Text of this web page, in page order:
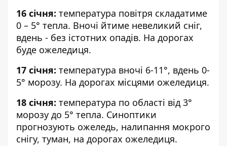
16 січня: температура повітря складатиме
0 – 5° тепла. Вночі йтиме невеликий сніг,
вдень - без істотних опадів. На дорогах
буде ожеледиця.
17 січня: температура вночі 6-11°, вдень 0-
5° морозу. На дорогах місцями ожеледиця.
18 січня: температура по області від 3°
морозу до 5° тепла. Синоптики
прогнозують ожеледь, налипання мокрого
снігу, туман, на дорогах ожеледиця.